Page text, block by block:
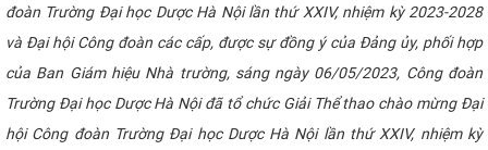
ĐẢM BẢO CHẤT LƯỢNG
KHOA HỌC CÔNG NGHỆ
đoàn Trường Đại học Dược Hà Nội lần thứ XXIV, nhiệm kỳ 2023-2028
và Đại hội Công đoàn các cấp, được sự đồng ý của Đảng ủy, phối hợp
của Ban Giám hiệu Nhà trường, sáng ngày 06/05/2023, Công đoàn
Trường Đại học Dược Hà Nội đã tổ chức Giải Thể thao chào mừng Đại
hội Công đoàn Trường Đại học Dược Hà Nội lần thứ XXIV, nhiệm kỳ